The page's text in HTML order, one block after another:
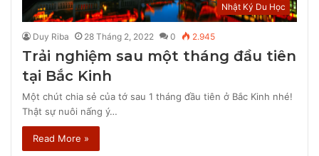
Nhật Ký Du Học
Duy Riba 28 Tháng 2, 2022 0 2.945
Trải nghiệm sau một tháng đầu tiên
tại Bắc Kinh
Một chút chia sẻ của tớ sau 1 tháng đầu tiên ở Bắc Kinh nhé!
Thật sự nuôi nấng ý…
Read More »